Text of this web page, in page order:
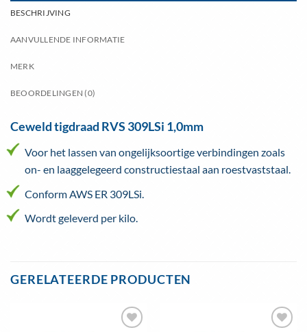
BESCHRIJVING
AANVULLENDE INFORMATIE
MERK
BEOORDELINGEN (0)
Ceweld tigdraad RVS 309LSi 1,0mm
Voor het lassen van ongelijksoortige verbindingen zoals
on- en laaggelegeerd constructiestaal aan roestvaststaal.
Conform AWS ER 309LSi.
Wordt geleverd per kilo.
GERELATEERDE PRODUCTEN